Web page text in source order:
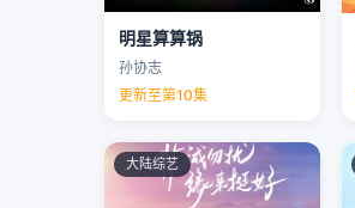
明星算算锅
孙协志
更新至第10集
大陆综艺